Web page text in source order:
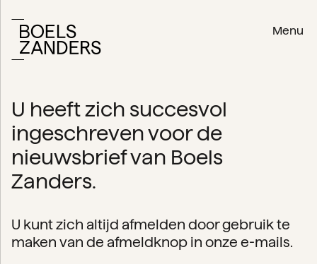
Menu
U heeft zich succesvol
ingeschreven voor de
nieuwsbrief van Boels
Zanders.
U kunt zich altijd afmelden door gebruik te
maken van de afmeldknop in onze e-mails.